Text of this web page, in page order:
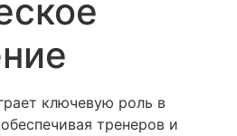
ключевую роль в
тренеров и